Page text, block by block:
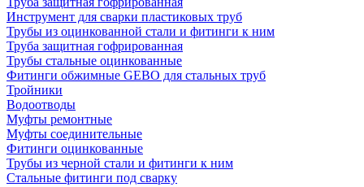
Инструмент для сварки пластиковых труб
Трубы из оцинкованной стали и фитинги к ним
Труба защитная гофрированная
Трубы стальные оцинкованные
Фитинги обжимные GEBO для стальных труб
Тройники
Водоотводы
Муфты ремонтные
Муфты соединительные
Фитинги оцинкованные
Трубы из черной стали и фитинги к ним
Стальные фитинги под сварку